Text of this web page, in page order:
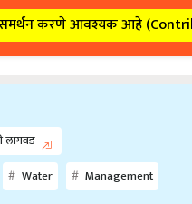
करणे आवश्यक आहे
लागवड
Water Management